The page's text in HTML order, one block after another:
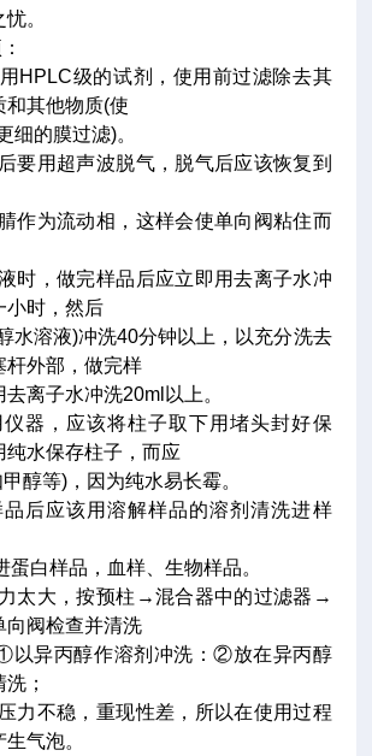
。
HPLC级的试剂，使用前过滤除去其
和其他物质(使
细的膜过滤)。
要用超声波脱气，脱气后应该恢复到
作为流动相，这样会使单向阀粘住而
时，做完样品后应立即用去离子水冲
小时，然后
水溶液)冲洗40分钟以上，以充分洗去
杆外部，做完样
离子水冲洗20ml以上。
器，应该将柱子取下用堵头封好保
纯水保存柱子，而应
醇等)，因为纯水易长霉。
后应该用溶解样品的溶剂清洗进样
蛋白样品，血样、生物样品。
太大，按预柱→混合器中的过滤器→
阀检查并清洗
以异丙醇作溶剂冲洗：②放在异丙醇
；
力不稳，重现性差，所以在使用过程
气泡。